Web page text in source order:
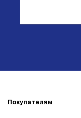
Покупателям